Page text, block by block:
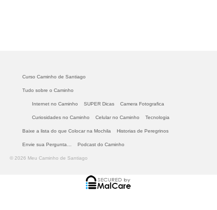
Curso Caminho de Santiago
Tudo sobre o Caminho
Internet no Caminho SUPER Dicas Camera Fotografica
Curiosidades no Caminho Celular no Caminho Tecnologia
Baixe a lista do que Colocar na Mochila Historias de Peregrinos
Envie sua Pergunta… Podcast do Caminho
© 2026 Meu Caminho de Santiago